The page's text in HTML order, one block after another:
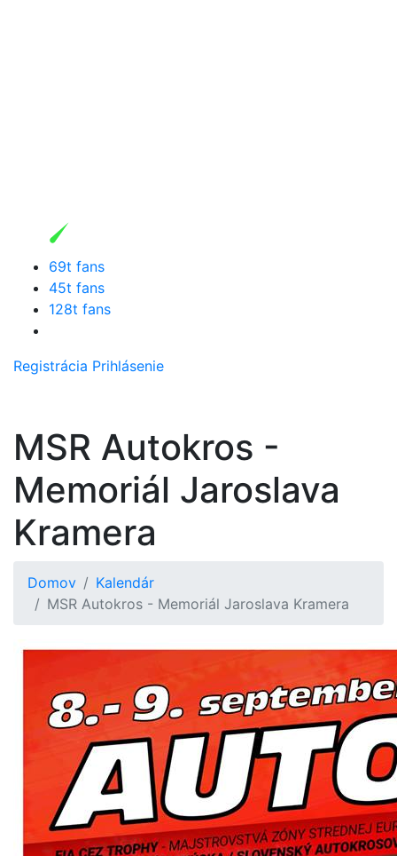
69t fans
45t fans
128t fans
Registrácia Prihlásenie
MSR Autokros -
Memoriál Jaroslava
Kramera
Domov
Kalendár
MSR Autokros - Memoriál Jaroslava Kramera